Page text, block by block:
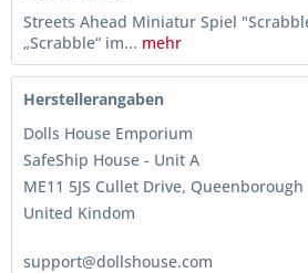
Streets Ahead Miniatur Spiel
„Scrabble“ im... mehr
Herstellerangaben
Dolls House Emporium
SafeShip House - Unit A
ME11 5JS Cullet Drive, Queenborough
United Kindom
support@dollshouse.com